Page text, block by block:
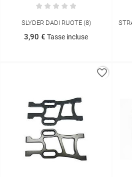
SLYDER DADI RUOTE (8)
3,90 € Tasse incluse
favorite_border